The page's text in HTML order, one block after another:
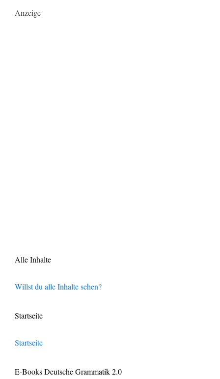
Anzeige
Alle Inhalte
Willst du alle Inhalte sehen?
Startseite
Startseite
E-Books Deutsche Grammatik 2.0